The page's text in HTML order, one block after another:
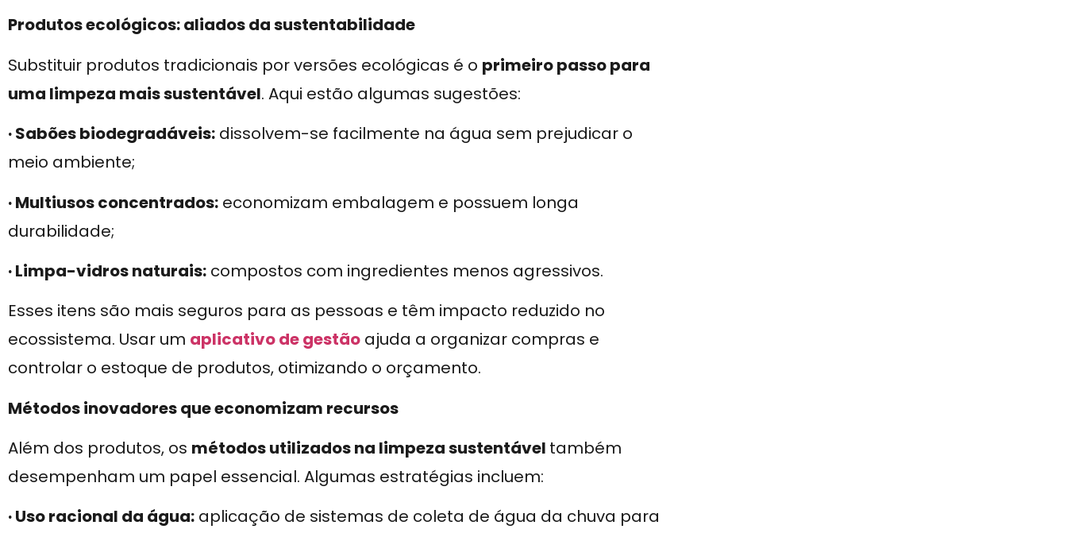
Produtos ecológicos: aliados da sustentabilidade
Substituir produtos tradicionais por versões ecológicas é o primeiro passo para
uma limpeza mais sustentável. Aqui estão algumas sugestões:
· Sabões biodegradáveis: dissolvem-se facilmente na água sem prejudicar o
meio ambiente;
· Multiusos concentrados: economizam embalagem e possuem longa
durabilidade;
· Limpa-vidros naturais: compostos com ingredientes menos agressivos.
Esses itens são mais seguros para as pessoas e têm impacto reduzido no
ecossistema. Usar um aplicativo de gestão ajuda a organizar compras e
controlar o estoque de produtos, otimizando o orçamento.
Métodos inovadores que economizam recursos
Além dos produtos, os métodos utilizados na limpeza sustentável também
desempenham um papel essencial. Algumas estratégias incluem:
· Uso racional da água: aplicação de sistemas de coleta de água da chuva para